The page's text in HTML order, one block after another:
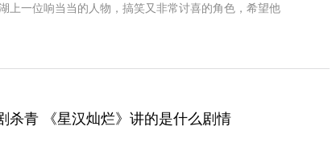
上一位响当当的人物，搞笑又非常讨喜的角色，希望他
杀青 《星汉灿烂》讲的是什么剧情